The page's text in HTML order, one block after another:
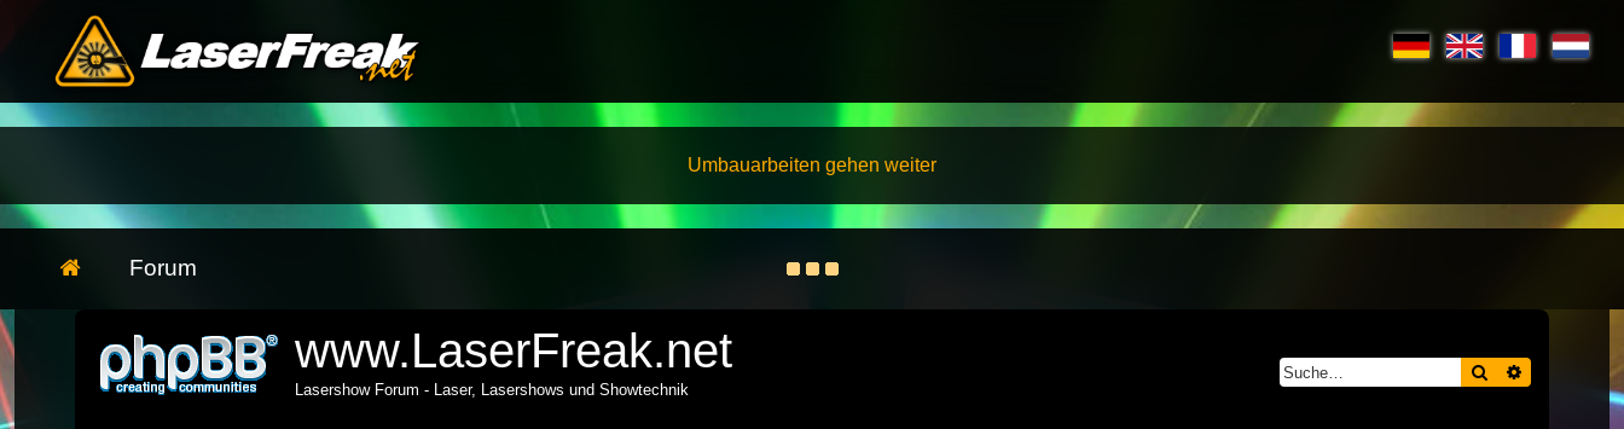
Umbauarbeiten gehen weiter
Forum
www.LaserFreak.net
Lasershow Forum - Laser, Lasershows und Showtechnik
Suche Erweiterte